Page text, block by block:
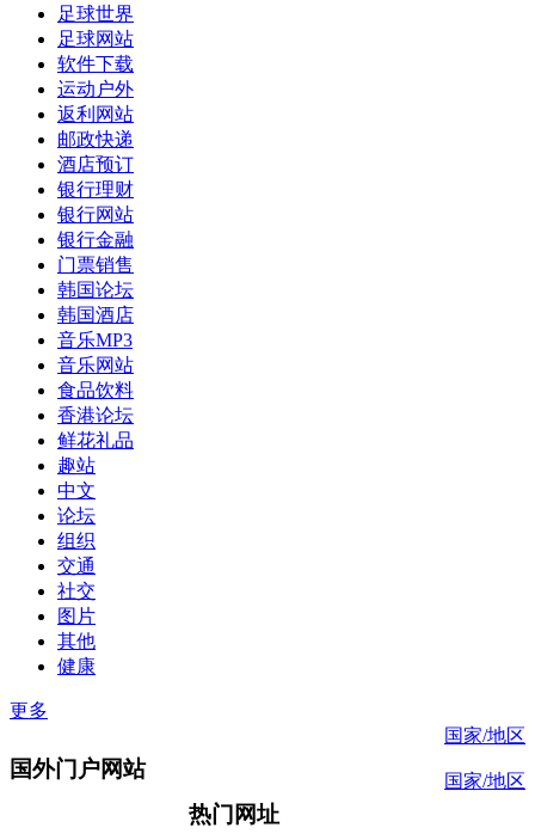
足球世界
足球网站
软件下载
运动户外
返利网站
邮政快递
酒店预订
银行理财
银行网站
银行金融
门票销售
韩国论坛
韩国酒店
音乐MP3
音乐网站
食品饮料
香港论坛
鲜花礼品
趣站
中文
论坛
组织
交通
社交
图片
其他
健康
更多
国外门户网站
国家/地区
热门网址
国家/地区